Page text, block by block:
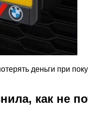
деньги при
как не